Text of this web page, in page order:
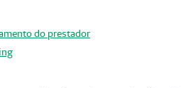
do prestador